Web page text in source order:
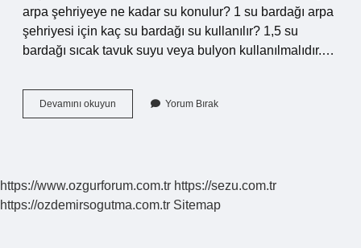
arpa şehriyeye ne kadar su konulur? 1 su bardağı arpa
şehriyesi için kaç su bardağı su kullanılır? 1,5 su
bardağı sıcak tavuk suyu veya bulyon kullanılmalıdır.…
Devamını okuyun
Şehriye
Yorum Bırak
https://www.ozgurforum.com.tr https://sezu.com.tr
https://ozdemirsogutma.com.tr Sitemap